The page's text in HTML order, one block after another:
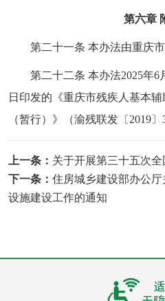
第六章
第二十一条 本办法由重庆
第二十二条 本办法2025年6
日印发的《重庆市残疾人基本
（暂行）》（渝残联发〔2019〕
上一条： 关于开展第三十五次
下一条： 住房城乡建设部办公
设施建设工作的通知